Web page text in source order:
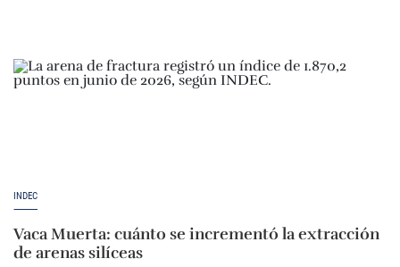
INDEC
Vaca Muerta: cuánto se incrementó la extracción
de arenas silíceas